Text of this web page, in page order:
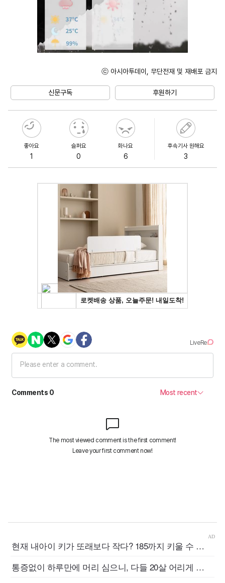
ⓒ 아시아투데이, 무단전재 및 재배포 금지
신문구독 후원하기
좋아요
1
슬퍼요
0
화나요
6
후속기사 원해요
3